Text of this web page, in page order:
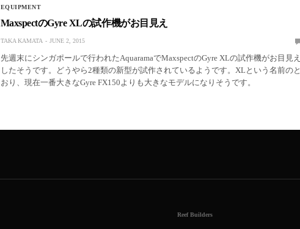
EQUIPMENT
MaxspectのGyre XLの試作機がお目見え
TAKA KAMATA JUNE 2, 2015
先週末にシンガポールで行われたAquaramaでMaxspectのGyre XLの試作機がお目見え
したそうです。どうやら2種類の新型が試作されているようです。XLという名前のと
おり、現在一番大きなGyre FX150よりも大きなモデルになりそうです。
Reef Builders